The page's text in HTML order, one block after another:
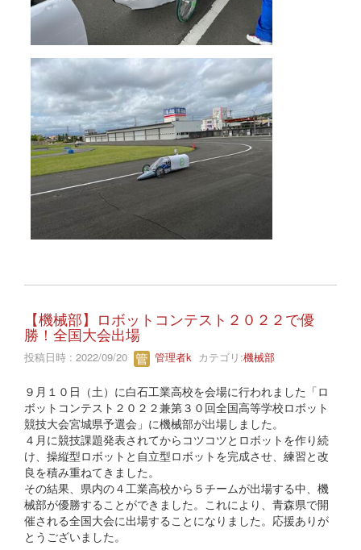
【機械部】ロボットコンテスト２０２２で優
勝！全国大会出場
投稿日時 : 2022/09/20 管理者k カテゴリ:機械部
９月１０日（土）に白石工業高校を会場に行われました「ロ
ボットコンテスト２０２２兼第３０回全国高等学校ロボット
競技大会宮城県予選会」に機械部が出場しました。
４月に競技課題発表されてからコツコツとロボットを作り続
け、操縦型ロボットと自立型ロボットを完成させ、練習と改
良を積み重ねてきました。
その結果、県内の４工業高校から５チームが出場する中、機
械部が優勝することができました。これにより、青森県で開
催される全国大会に出場することになりました。応援ありが
とうございました。